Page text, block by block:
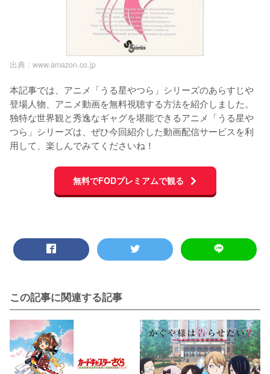
出典 : www.amazon.co.jp
本記事では、アニメ「うる星やつら」シリーズのあらすじや
登場人物、アニメ動画を無料視聴する方法を紹介しました。
独特な世界観と秀逸なギャグを堪能できるアニメ「うる星や
つら」シリーズは、ぜひ今回紹介した動画配信サービスを利
用して、楽しんでみてくださいね！
無料でFODプレミアムで観る
この記事に関連する記事